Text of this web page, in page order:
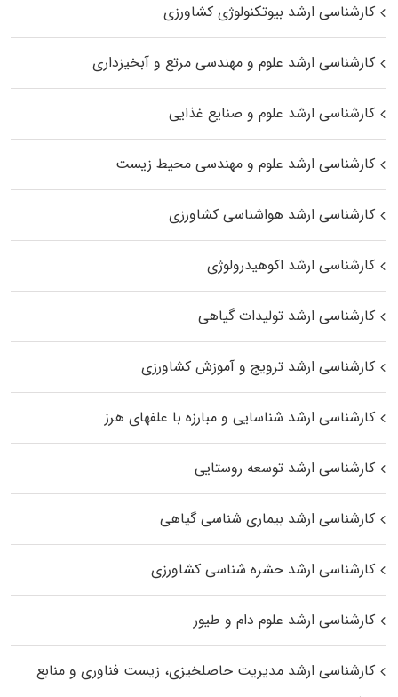
کارشناسی ارشد بیوتکنولوژی کشاورزی
کارشناسی ارشد علوم و مهندسی مرتع و آبخیزداری
کارشناسی ارشد علوم و صنایع غذایی
کارشناسی ارشد علوم و مهندسی محیط زیست
کارشناسی ارشد هواشناسی کشاورزی
کارشناسی ارشد اکوهیدرولوژی
کارشناسی ارشد تولیدات گیاهی
کارشناسی ارشد ترویج و آموزش کشاورزی
کارشناسی ارشد شناسایی و مبارزه با علفهای هرز
کارشناسی ارشد توسعه روستایی
کارشناسی ارشد بیماری‌ شناسی گیاهی
کارشناسی ارشد حشره‌ شناسی کشاورزی
کارشناسی ارشد علوم دام و طیور
کارشناسی ارشد مدیریت حاصلخیزی، زیست فناوری و منابع